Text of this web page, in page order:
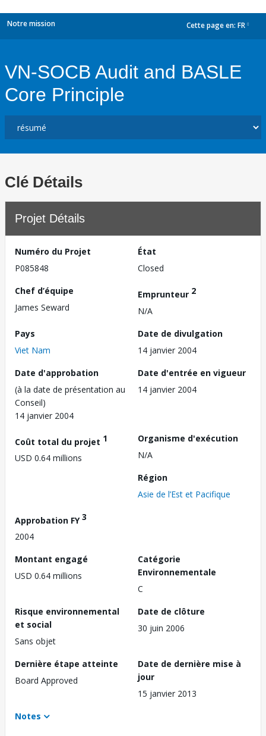
Notre mission Cette page en: FR
VN-SOCB Audit and BASLE
Core Principle
Clé Détails
Projet Détails
Numéro du Projet
P085848
État
Closed
Chef d’équipe
James Seward
Emprunteur 2
N/A
Pays
Viet Nam
Date de divulgation
14 janvier 2004
Date d'approbation
(à la date de présentation au
Conseil)
14 janvier 2004
Date d'entrée en vigueur
14 janvier 2004
Coût total du projet 1
USD 0.64 millions
Organisme d'exécution
N/A
Région
Asie de l’Est et Pacifique
Approbation FY3
2004
Montant engagé
USD 0.64 millions
Catégorie
Environnementale
C
Risque environnemental
et social
Sans objet
Date de clôture
30 juin 2006
Dernière étape atteinte
Board Approved
Date de dernière mise à
jour
15 janvier 2013
Notes